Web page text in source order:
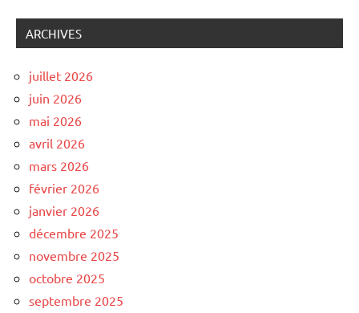
ARCHIVES
juillet 2026
juin 2026
mai 2026
avril 2026
mars 2026
février 2026
janvier 2026
décembre 2025
novembre 2025
octobre 2025
septembre 2025